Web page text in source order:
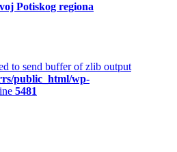
Potiskog regiona
to send buffer of zlib output
public_html/wp-
5481